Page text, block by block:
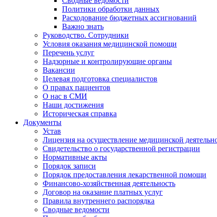
Политики обработки данных
Расходование бюджетных ассигнований
Важно знать
Руководство. Сотрудники
Условия оказания медицинской помощи
Перечень услуг
Надзорные и контролирующие органы
Вакансии
Целевая подготовка специалистов
О правах пациентов
О нас в СМИ
Наши достижения
Историческая справка
Документы
Устав
Лицензия на осуществление медицинской
Свидетельство о государственной регистрации
Нормативные акты
Порядок записи
Порядок предоставления лекарственной помощи
Финансово-хозяйственная деятельность
Договор на оказание платных услуг
Правила внутреннего распорядка
Сводные ведомости